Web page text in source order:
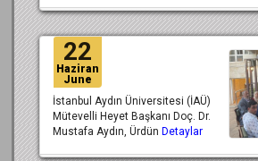
22
Haziran
June
İstanbul Aydın Üniversitesi (İAÜ)
Mütevelli Heyet Başkanı Doç. Dr.
Mustafa Aydın, Ürdün Detaylar